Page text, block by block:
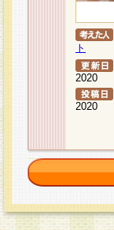
ト
2020
2020